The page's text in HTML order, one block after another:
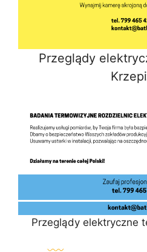
Przeglądy
Przeglądy elektryczne